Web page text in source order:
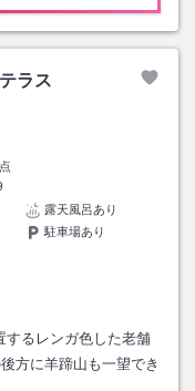
ラス
露天風呂あり
駐車場あり
するレンガ色した老舗
方に羊蹄山も一望でき